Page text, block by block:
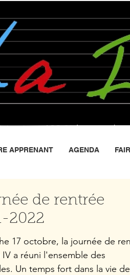
, 100 % bénévole,
de rentrée
2022
17 octobre, la journée de
a réuni l'ensemble des
Un temps fort dans la vie de
APPRENANT AGENDA